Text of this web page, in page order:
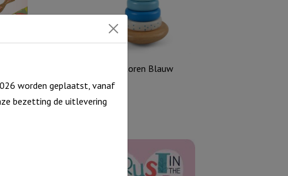
Pinguin Stapeltoren Blauw
€14,96
Uitverkocht
worden geplaatst, vanaf
bezetting de uitlevering